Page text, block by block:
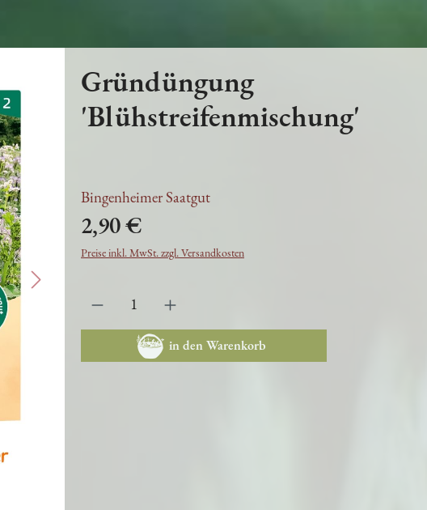
Gründüngung
'Blühstreifenmischung'
Bingenheimer Saatgut
2,90 €
Preise inkl. MwSt. zzgl. Versandkosten
in den Warenkorb